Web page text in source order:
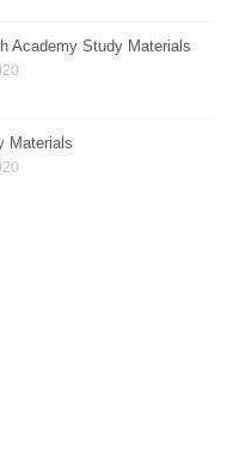
Academy Study Materials
Materials